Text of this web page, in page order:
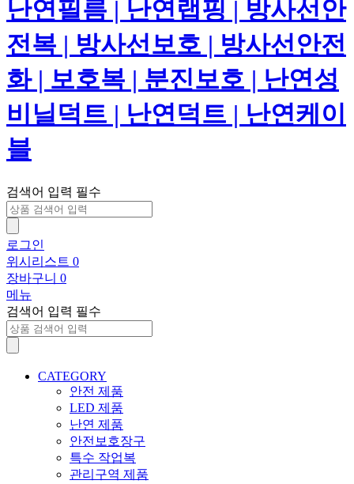
검색어 입력 필수
로그인
위시리스트 0
장바구니 0
메뉴
검색어 입력 필수
CATEGORY
안전 제품
LED 제품
난연 제품
안전보호장구
특수 작업복
관리구역 제품